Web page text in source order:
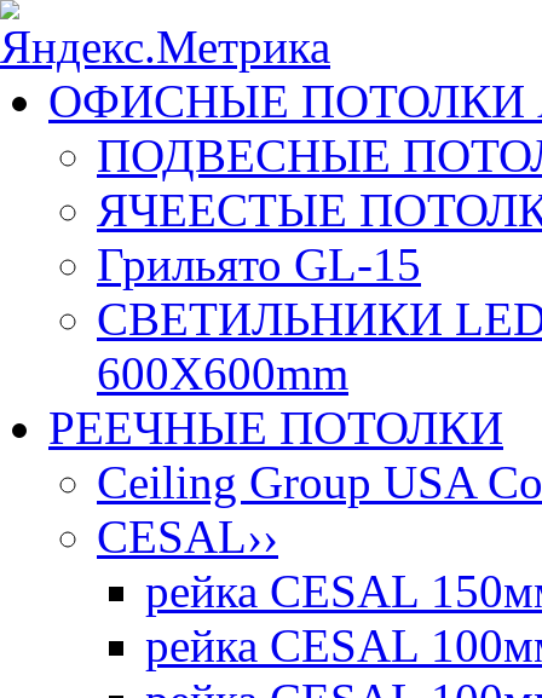
ОФИСНЫЕ ПОТОЛКИ
ПОДВЕСНЫЕ
ЯЧЕЕСТЫЕ
Грильято GL-15
СВЕТИЛЬНИКИ
600X600mm
РЕЕЧНЫЕ ПОТОЛКИ
Ceiling Group USA
CESAL››
рейка CESAL
рейка CESAL